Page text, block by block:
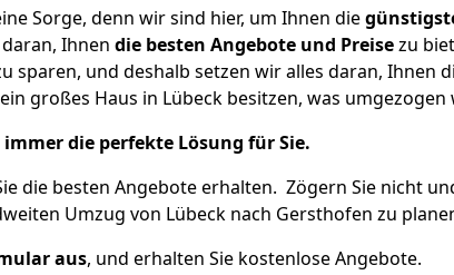
Sorge, denn wir sind hier, um Ihnen die
Ihnen die besten Angebote und Preisezu
sparen, und deshalb setzen wir alles daran, Ihnen
großes Haus in Lübeck besitzen, was umgezogen
die perfekte Lösung für Sie.
die besten Angebote erhalten. Zögern Sie nicht
Umzug von Lübeck nach Gersthofen zu
aus, und erhalten Sie kostenlose Angebote.